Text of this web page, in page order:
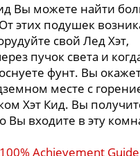
Вы можете найти
этих подушек
свой Лед Хэт,
пучок света и
фунт. Вы
месте с
Хэт Кид. Вы
Вы входите в эту